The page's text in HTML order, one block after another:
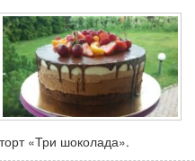
торт «Три шоколада».